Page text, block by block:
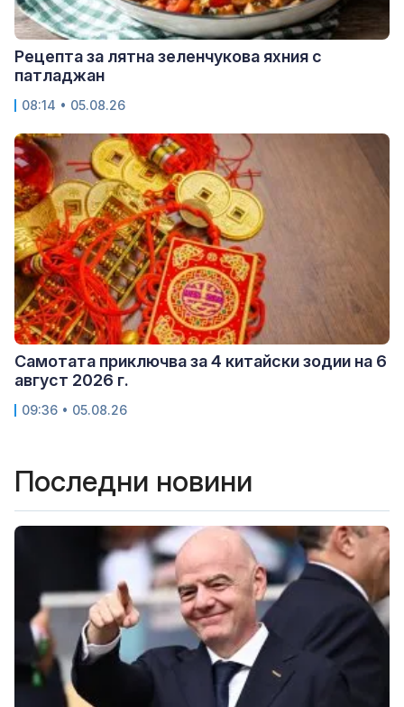
Рецепта за лятна зеленчукова яхния с
патладжан
08:14 • 05.08.26
Самотата приключва за 4 китайски зодии на 6
август 2026 г.
09:36 • 05.08.26
Последни новини